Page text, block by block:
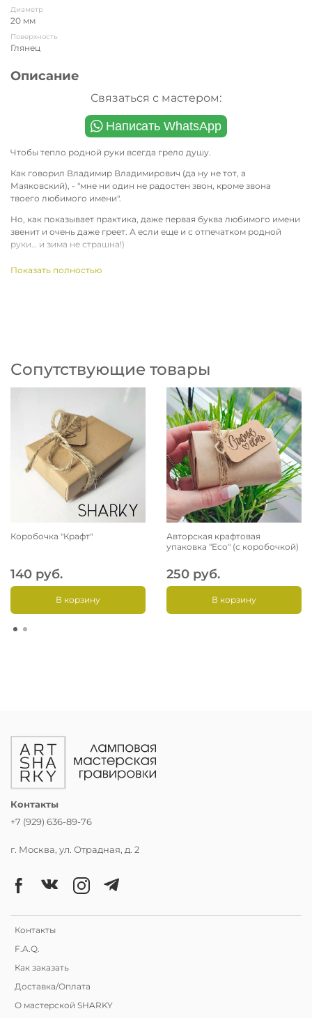
Диаметр
20 мм
Поверхность
Глянец
Описание
Связаться с мастером:
Чтобы тепло родной руки всегда грело душу.
Как говорил Владимир Владимирович (да ну не тот, а
Маяковский), - "мне ни один не радостен звон, кроме звона
твоего любимого имени".
Но, как показывает практика, даже первая буква любимого имени
звенит и очень даже греет. А если еще и с отпечатком родной
руки… и зима не страшна!)
видео:
Показать полностью
Сопутствующие товары
Коробочка "Крафт"
140 руб.
В корзину
Авторская крафтовая
упаковка "Eco" (с коробочкой)
250 руб.
В корзину
Контакты
F.A.Q.
Как заказать
Доставка/Оплата
О мастерской SHARKY
Контакты
+7 (929) 636-89-76
г. Москва, ул. Отрадная, д. 2